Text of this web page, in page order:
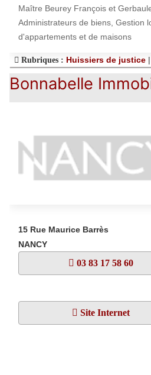
Maître Beurey François et
Administrateurs de biens, Gestion
d'appartements et de maisons
Rubriques : Huissiers de justice |
Bonnabelle
15 Rue Maurice Barrès
NANCY
03 83 17 58 60
Site Internet